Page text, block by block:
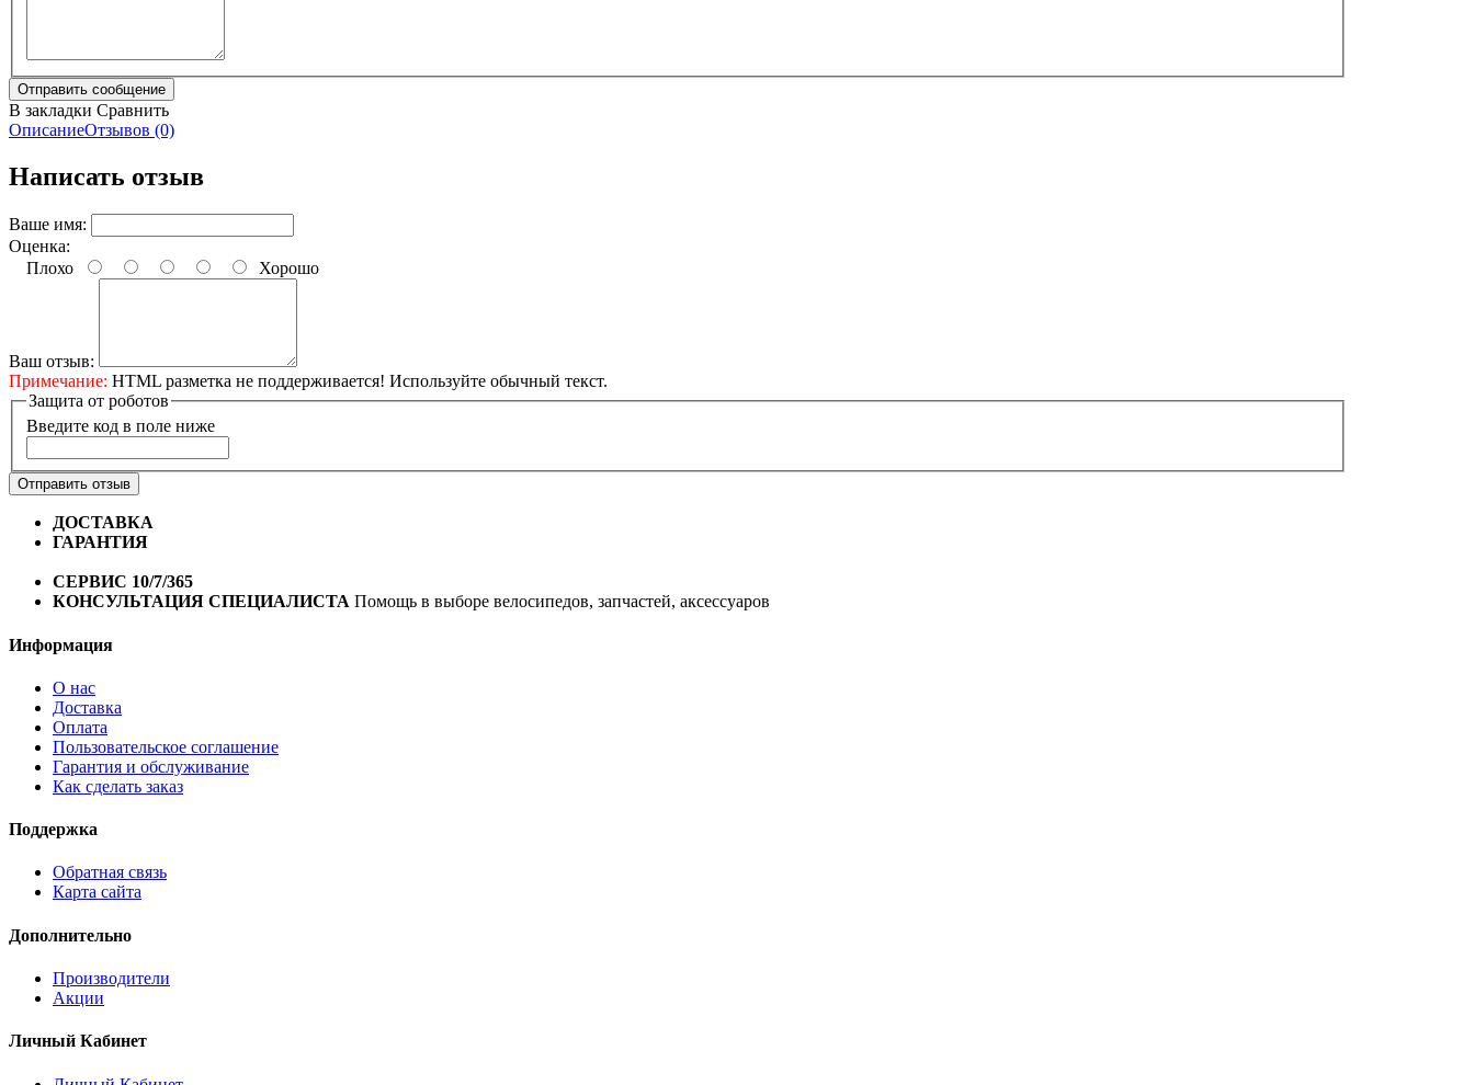
В закладки Сравнить
ОписаниеОтзывов (0)
Написать отзыв
Ваше имя:
Оценка:
Плохо
Хорошо
Ваш отзыв:
Примечание: HTML разметка не поддерживается! Используйте обычный текст.
Защита от роботов
Введите код в поле ниже
Отправить отзыв
ДОСТАВКА
ГАРАНТИЯ
СЕРВИС 10/7/365
КОНСУЛЬТАЦИЯ СПЕЦИАЛИСТА Помощь в выборе велосипедов, запчастей, аксессуаров
Информация
О нас
Доставка
Оплата
Пользовательское соглашение
Гарантия и обслуживание
Как сделать заказ
Поддержка
Обратная связь
Карта сайта
Дополнительно
Производители
Акции
Личный Кабинет